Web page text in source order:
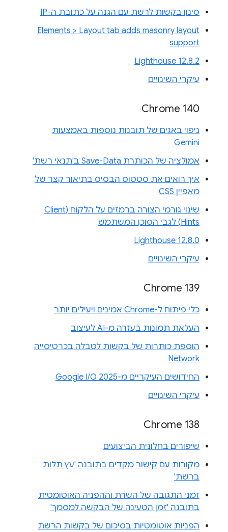
סינון בקשות לרשת עם הגנה על כתובת ה-IP
Elements > Layout tab adds masonry layout
support
Lighthouse 12.8.2
עיקרי השינויים
Chrome 140
ניפוי באגים של תובנות נוספות באמצעות
Gemini
אמולציה של הכותרת Save-Data ב'תנאי רשת'
איך רואים את סטטוס הבסיס בתיאור קצר של
מאפיין CSS
שינוי גורמי הצורה ברמזים על הלקוח (Client
Hints) לגבי הסוכן המשתמש
Lighthouse 12.8.0
עיקרי השינויים
Chrome 139
כלי פיתוח ל-Chrome אמינים ויעילים יותר
העלאת תמונות בעזרה מ-AI לעיצוב
הוספת כותרות של בקשות לטבלה בכרטיסייה
Network
החידושים העיקריים מ-Google I/O 2025
עיקרי השינויים
Chrome 138
שיפורים בחלונית הביצועים
מקורות עם קישור מקדים בתובנה 'עץ תלות
ברשת'
זמני התגובה של השרת וההפניה האוטומטית
בתובנה 'זמן הטעינה של הבקשה למסמך'
הפניות אוטומטיות בסיכום של בקשות הרשת